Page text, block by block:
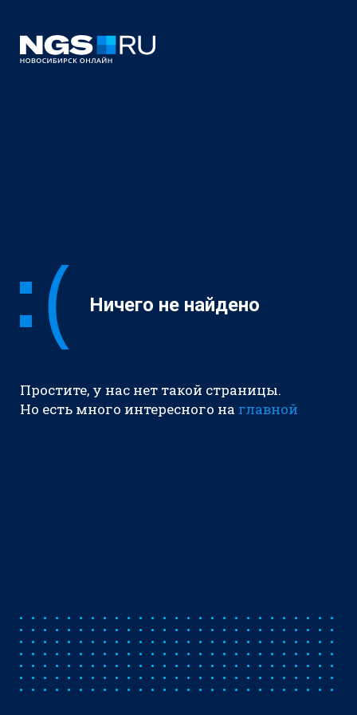
Ничего не найдено
Простите, у нас нет такой страницы.
Но есть много интересного на главной